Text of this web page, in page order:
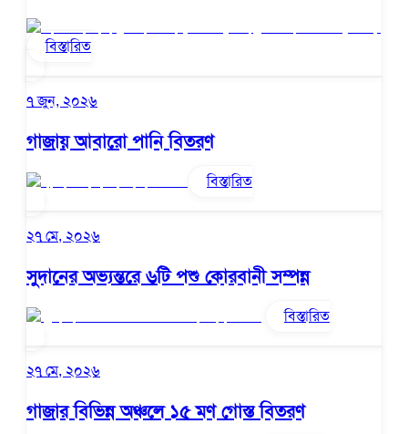
বিস্তারিত
৭ জুন, ২০২৬
গাজায় আবারো পানি বিতরণ
বিস্তারিত
২৭ মে, ২০২৬
সুদানের অভ্যন্তরে ৬টি পশু কোরবানী সম্পন্ন
বিস্তারিত
২৭ মে, ২০২৬
গাজার বিভিন্ন অঞ্চলে ১৫ মণ গোস্ত বিতরণ